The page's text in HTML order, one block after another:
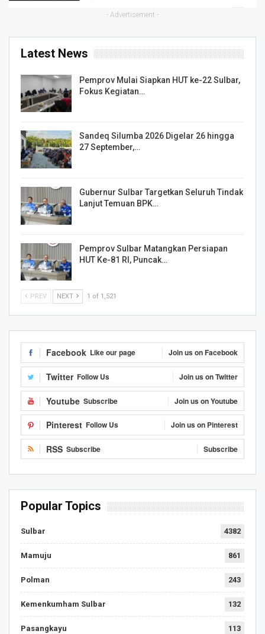
- Advertisement -
Latest News
Pemprov Mulai Siapkan HUT ke-22 Sulbar,
Fokus Kegiatan…
Sandeq Silumba 2026 Digelar 26 hingga
27 September,…
Gubernur Sulbar Targetkan Seluruh Tindak
Lanjut Temuan BPK…
Pemprov Sulbar Matangkan Persiapan
HUT Ke-81 RI, Puncak…
PREV NEXT 1 of 1,521
Facebook Like our page Join us on Facebook
Twitter Follow Us Join us on Twitter
Youtube Subscribe Join us on Youtube
Pinterest Follow Us Join us on Pinterest
RSS Subscribe Subscribe
Popular Topics
Sulbar 4382
Mamuju 861
Polman 243
Kemenkumham Sulbar 132
Pasangkayu 113